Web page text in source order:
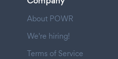
About POWR
We're hiring!
Terms of Service